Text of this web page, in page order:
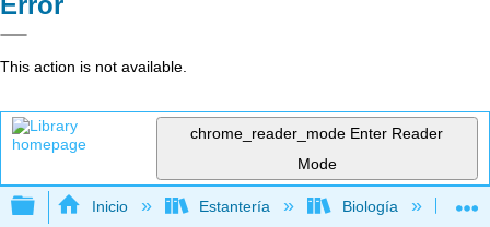
This action is not available.
chrome_reader_mode Enter Reader
Mode
Expandir/contraer jerarquía global
Inicio Estantería Biología